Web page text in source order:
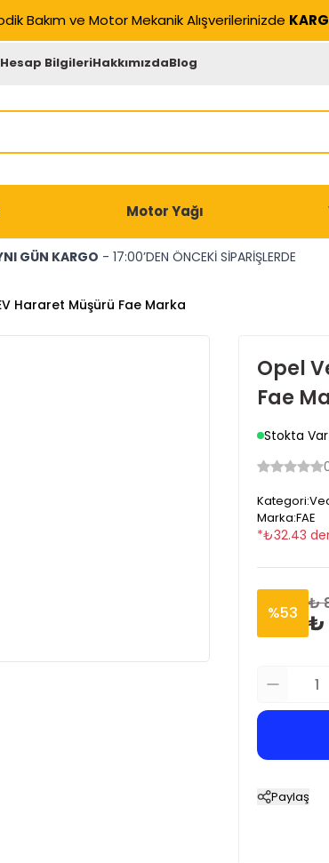
Bakım ve Motor Mekanik Alışverilerinizde
BilgileriHakkımızdaBlog
Motor Yağı
GÜN KARGO - 17:00’DEN ÖNCEKİ SİPARİŞLERDE
Hararet Müşürü Fae Marka
Opel
Fae
Stokta Var
Kategori:
Marka:FAE
*₺32.43
%53 ₺
₺
Paylaş